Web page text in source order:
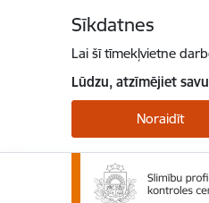
Sīkdatnes
Lai šī tīmekļvietne
Lūdzu, atzīmējiet
Noraidīt